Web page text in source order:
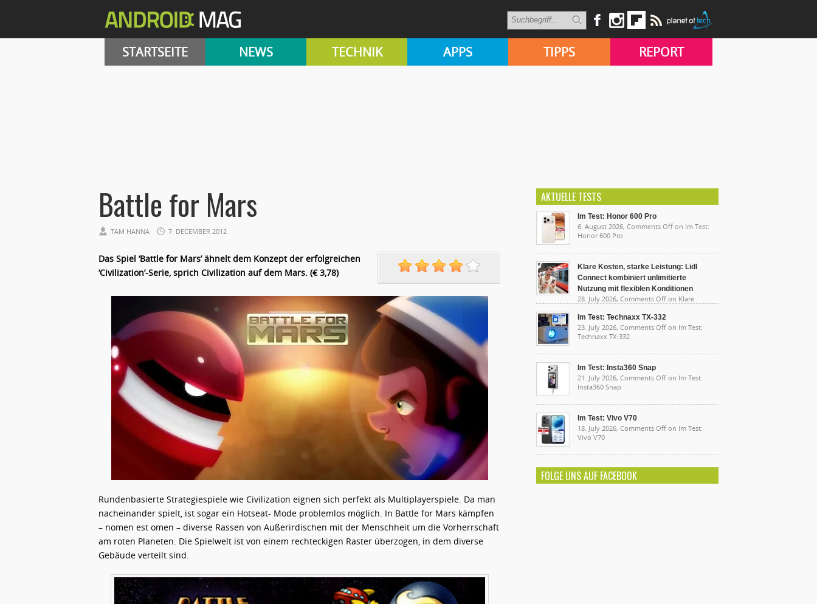
STARTSEITE NEWS TECHNIK APPS TIPPS REPORT
Battle for Mars
TAM HANNA 7. DECEMBER 2012
Das Spiel ‘Battle for Mars’ ähnelt dem Konzept der erfolgreichen
‘Civilization’-Serie, sprich Civilization auf dem Mars. (€ 3,78)
Rundenbasierte Strategiespiele wie Civilization eignen sich perfekt als Multiplayerspiele. Da man
nacheinander spielt, ist sogar ein Hotseat- Mode problemlos möglich. In Battle for Mars kämpfen
– nomen est omen – diverse Rassen von Außerirdischen mit der Menschheit um die Vorherrschaft
am roten Planeten. Die Spielwelt ist von einem rechteckigen Raster überzogen, in dem diverse
Gebäude verteilt sind.
AKTUELLE TESTS
Im Test: Honor 600 Pro
6. August 2026, Comments Off on Im Test:
Honor 600 Pro
Klare Kosten, starke Leistung: Lidl
Connect kombiniert unlimitierte
Nutzung mit flexiblen Konditionen
28. July 2026, Comments Off on Klare
unlimitierte Nutzung mit flexiblen Konditionen
Im Test: Technaxx TX-332
23. July 2026, Comments Off on Im Test:
Technaxx TX-332
Im Test: Insta360 Snap
21. July 2026, Comments Off on Im Test:
Insta360 Snap
Im Test: Vivo V70
18. July 2026, Comments Off on Im Test:
Vivo V70
FOLGE UNS AUF FACEBOOK